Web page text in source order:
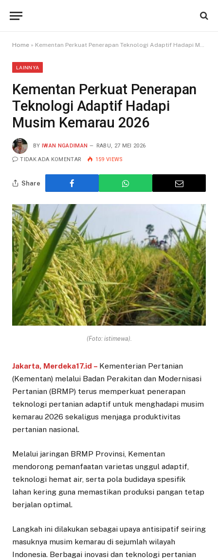
Home » Kementan Perkuat Penerapan Teknologi Adaptif Hadapi Musim Kemarau 2026
LAINNYA
Kementan Perkuat Penerapan
Teknologi Adaptif Hadapi
Musim Kemarau 2026
BY IWAN NGADIMAN RABU, 27 MEI 2026
TIDAK ADA KOMENTAR 159 VIEWS
Share
(Foto: istimewa).
Jakarta, Merdeka17.id – Kementerian Pertanian
(Kementan) melalui Badan Perakitan dan Modernisasi
Pertanian (BRMP) terus memperkuat penerapan
teknologi pertanian adaptif untuk menghadapi musim
kemarau 2026 sekaligus menjaga produktivitas
pertanian nasional.
Melalui jaringan BRMP Provinsi, Kementan
mendorong pemanfaatan varietas unggul adaptif,
teknologi hemat air, serta pola budidaya spesifik
lahan kering guna memastikan produksi pangan tetap
berjalan optimal.
Langkah ini dilakukan sebagai upaya antisipatif seiring
masuknya musim kemarau di sejumlah wilayah
Indonesia. Berbagai inovasi dan teknologi pertanian